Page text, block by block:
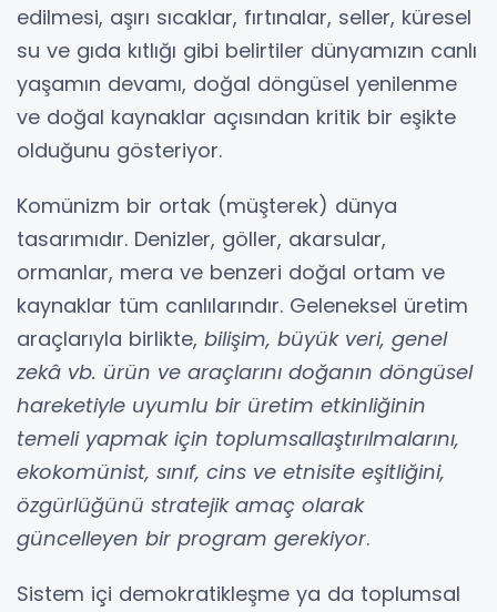
edilmesi, aşırı sıcaklar, fırtınalar, seller, küresel
su ve gıda kıtlığı gibi belirtiler dünyamızın canlı
yaşamın devamı, doğal döngüsel yenilenme
ve doğal kaynaklar açısından kritik bir eşikte
olduğunu gösteriyor.
Komünizm bir ortak (müşterek) dünya
tasarımıdır. Denizler, göller, akarsular,
ormanlar, mera ve benzeri doğal ortam ve
kaynaklar tüm canlılarındır. Geleneksel üretim
araçlarıyla birlikte, bilişim, büyük veri, genel
zekâ vb. ürün ve araçlarını doğanın döngüsel
hareketiyle uyumlu bir üretim etkinliğinin
temeli yapmak için toplumsallaştırılmalarını,
ekokomünist, sınıf, cins ve etnisite eşitliğini,
özgürlüğünü stratejik amaç olarak
güncelleyen bir program gerekiyor.
Sistem içi demokratikleşme ya da toplumsal